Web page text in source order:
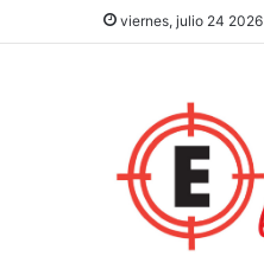
viernes, julio 24 2026